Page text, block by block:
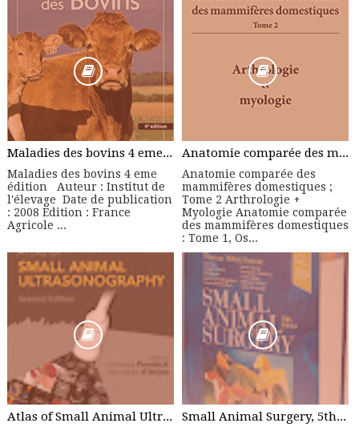
Maladies des bovins 4 eme édition - Manuel Pratique
Maladies des bovins 4 eme
édition Auteur : Institut de
l'élevage Date de publication
: 2008 Edition : France
Agricole ...
Anatomie comparée des mammifères domestiques ; Tome 2 Arthrologie + Myologie
Anatomie comparée des
mammifères domestiques ;
Tome 2 Arthrologie +
Myologie Anatomie comparée
des mammifères domestiques
: Tome 1, Os...
Atlas of Small Animal Ultrasonography, 2nd Edition Small Animal Surgery, 5th Edition